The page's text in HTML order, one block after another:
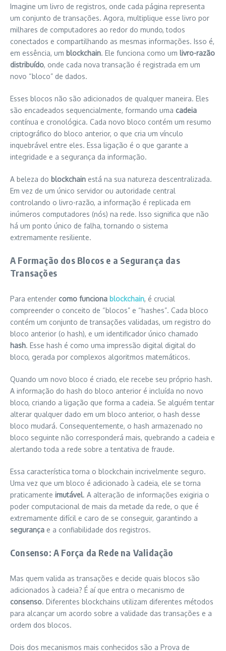
Imagine um livro de registros, onde cada página representa
um conjunto de transações. Agora, multiplique esse livro por
milhares de computadores ao redor do mundo, todos
conectados e compartilhando as mesmas informações. Isso é,
em essência, um blockchain. Ele funciona como um livro-razão
distribuído, onde cada nova transação é registrada em um
novo “bloco” de dados.
Esses blocos não são adicionados de qualquer maneira. Eles
são encadeados sequencialmente, formando uma cadeia
contínua e cronológica. Cada novo bloco contém um resumo
criptográfico do bloco anterior, o que cria um vínculo
inquebrável entre eles. Essa ligação é o que garante a
integridade e a segurança da informação.
A beleza do blockchain está na sua natureza descentralizada.
Em vez de um único servidor ou autoridade central
controlando o livro-razão, a informação é replicada em
inúmeros computadores (nós) na rede. Isso significa que não
há um ponto único de falha, tornando o sistema
extremamente resiliente.
A Formação dos Blocos e a Segurança das
Transações
Para entender como funciona blockchain, é crucial
compreender o conceito de “blocos” e “hashes”. Cada bloco
contém um conjunto de transações validadas, um registro do
bloco anterior (o hash), e um identificador único chamado
hash. Esse hash é como uma impressão digital digital do
bloco, gerada por complexos algoritmos matemáticos.
Quando um novo bloco é criado, ele recebe seu próprio hash.
A informação do hash do bloco anterior é incluída no novo
bloco, criando a ligação que forma a cadeia. Se alguém tentar
alterar qualquer dado em um bloco anterior, o hash desse
bloco mudará. Consequentemente, o hash armazenado no
bloco seguinte não corresponderá mais, quebrando a cadeia e
alertando toda a rede sobre a tentativa de fraude.
Essa característica torna o blockchain incrivelmente seguro.
Uma vez que um bloco é adicionado à cadeia, ele se torna
praticamente imutável. A alteração de informações exigiria o
poder computacional de mais da metade da rede, o que é
extremamente difícil e caro de se conseguir, garantindo a
segurança e a confiabilidade dos registros.
Consenso: A Força da Rede na Validação
Mas quem valida as transações e decide quais blocos são
adicionados à cadeia? É aí que entra o mecanismo de
consenso. Diferentes blockchains utilizam diferentes métodos
para alcançar um acordo sobre a validade das transações e a
ordem dos blocos.
Dois dos mecanismos mais conhecidos são a Prova de